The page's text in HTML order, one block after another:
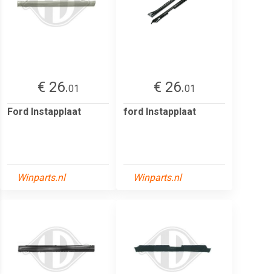
€ 26.01
Ford Instapplaat
Winparts.nl
€ 26.01
ford Instapplaat
Winparts.nl